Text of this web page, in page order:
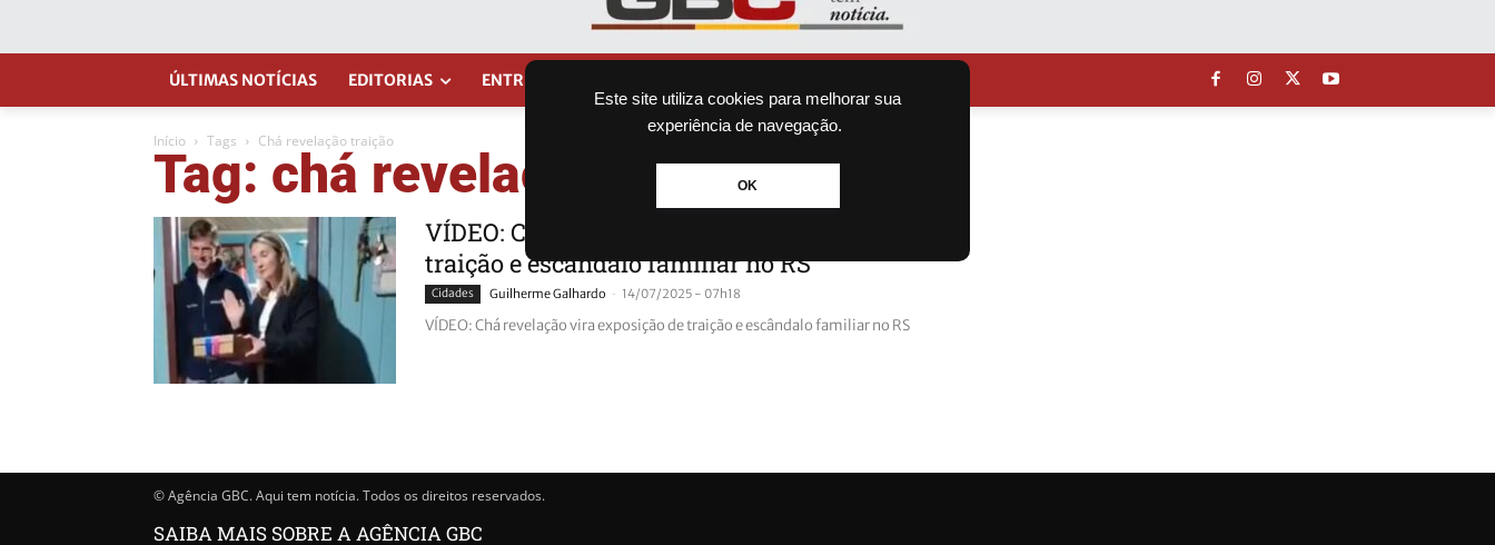
Este site utiliza cookies para melhorar sua
experiência de navegação.
OK
ÚLTIMAS NOTÍCIAS EDITORIAS ENTRETENIMENTO
Início Tags Chá revelação traição
Tag: chá revelação traição
VÍDEO: Chá revelação vira exposição de
traição e escândalo familiar no RS
Cidades Guilherme Galhardo - 14/07/2025 - 07h18
VÍDEO: Chá revelação vira exposição de traição e escândalo familiar no RS
© Agência GBC. Aqui tem notícia. Todos os direitos reservados.
SAIBA MAIS SOBRE A AGÊNCIA GBC